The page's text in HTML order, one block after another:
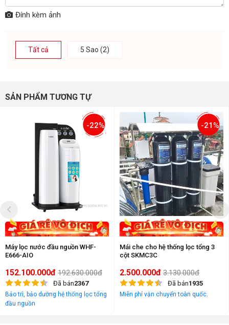
Đính kèm ảnh
Tất cả 5 Sao (2)
SẢN PHẨM TƯƠNG TỰ
-22%
Máy lọc nước đầu nguồn WHF-
E666-AIO
152.100.000đ 192.630.000đ
Đã bán2367
Bảo trì, bảo dưỡng hệ thống lọc tổng
đầu nguồn
-21%
Mái che cho hệ thống lọc tổng 3
cột SKMC3C
2.500.000đ 3.130.000đ
Đã bán1935
Miễn phí vận chuyển toàn quốc.